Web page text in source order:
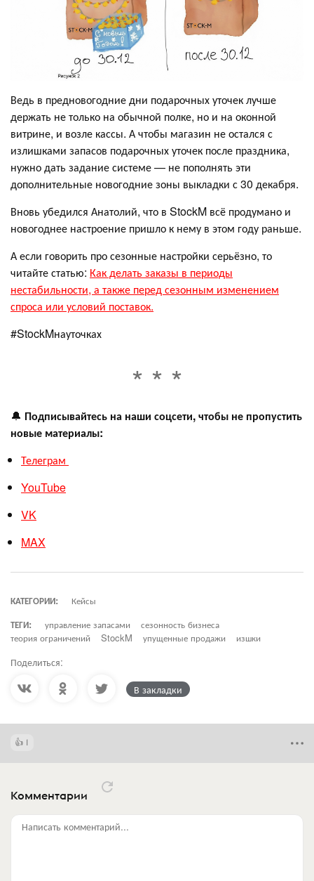
Ведь в предновогодние дни подарочных уточек лучше
держать не только на обычной полке, но и на оконной
витрине, и возле кассы. А чтобы магазин не остался с
излишками запасов подарочных уточек после праздника,
нужно дать задание системе — не пополнять эти
дополнительные новогодние зоны выкладки с 30 декабря.
Вновь убедился Анатолий, что в StockM всё продумано и
новогоднее настроение пришло к нему в этом году раньше.
А если говорить про сезонные настройки серьёзно, то
читайте статью: Как делать заказы в периоды
нестабильности, а также перед сезонным изменением
спроса или условий поставок.
#StockMнауточках
🔔 Подписывайтесь на наши соцсети, чтобы не пропустить
новые материалы:
Телеграм
YouTube
VK
MAX
КАТЕГОРИИ:
Кейсы
ТЕГИ:
управление запасами
сезонность бизнеса
теория ограничений
StockM упущенные продажи изшки
Поделиться:
В закладки
1
Комментарии
Написать комментарий...